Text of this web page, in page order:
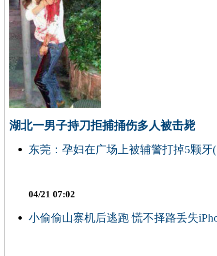
湖北一男子持刀拒捕捅伤多人被击毙
东莞：孕妇在广场上被辅警打掉5颗牙
04/21 07:02
小偷偷山寨机后逃跑 慌不择路丢失